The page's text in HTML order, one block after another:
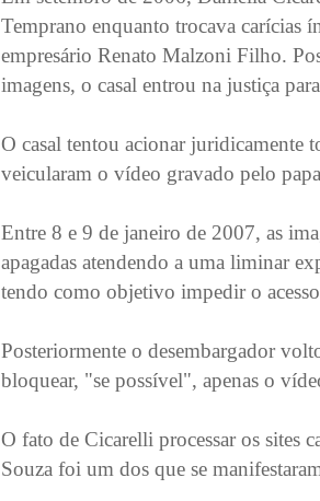
Temprano enquanto trocava carícias
empresário Renato Malzoni Filho.
imagens, o casal entrou na justiça
O casal tentou acionar juridicamente
veicularam o vídeo gravado pelo
Entre 8 e 9 de janeiro de 2007, as
apagadas atendendo a uma liminar
tendo como objetivo impedir o
Posteriormente o desembargador
bloquear, "se possível", apenas o
O fato de Cicarelli processar os sites
Souza foi um dos que se